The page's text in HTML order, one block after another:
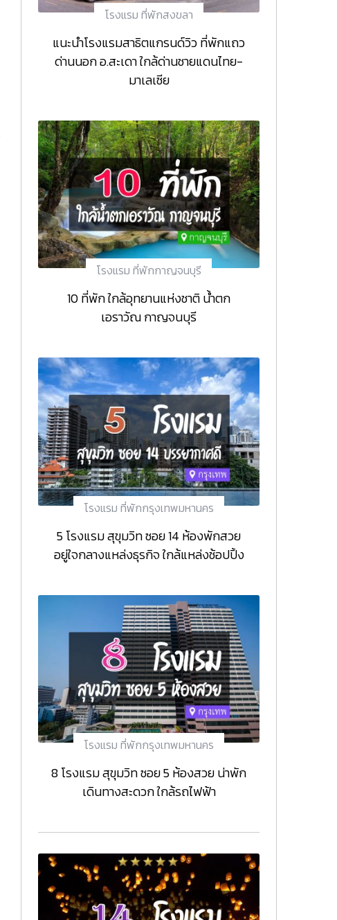
โรงแรม ที่พักสงขลา
แนะนำโรงแรมสาธิตแกรนด์วิว ที่พักแถว
ด่านนอก อ.สะเดา ใกล้ด่านชายแดนไทย-
มาเลเซีย
โรงแรม ที่พักกาญจนบุรี
10 ที่พัก ใกล้อุทยานแห่งชาติ น้ำตก
เอราวัณ กาญจนบุรี
โรงแรม ที่พักกรุงเทพมหานคร
5 โรงแรม สุขุมวิท ซอย 14 ห้องพักสวย
อยู่ใจกลางแหล่งธุรกิจ ใกล้แหล่งช้อปปิ้ง
โรงแรม ที่พักกรุงเทพมหานคร
8 โรงแรม สุขุมวิท ซอย 5 ห้องสวย น่าพัก
เดินทางสะดวก ใกล้รถไฟฟ้า